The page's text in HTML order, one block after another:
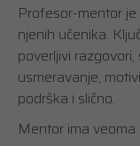
Profesor-mentor
njenih učenika.
poverljivi
usmeravanje,
podrška i slično.
Mentor ima